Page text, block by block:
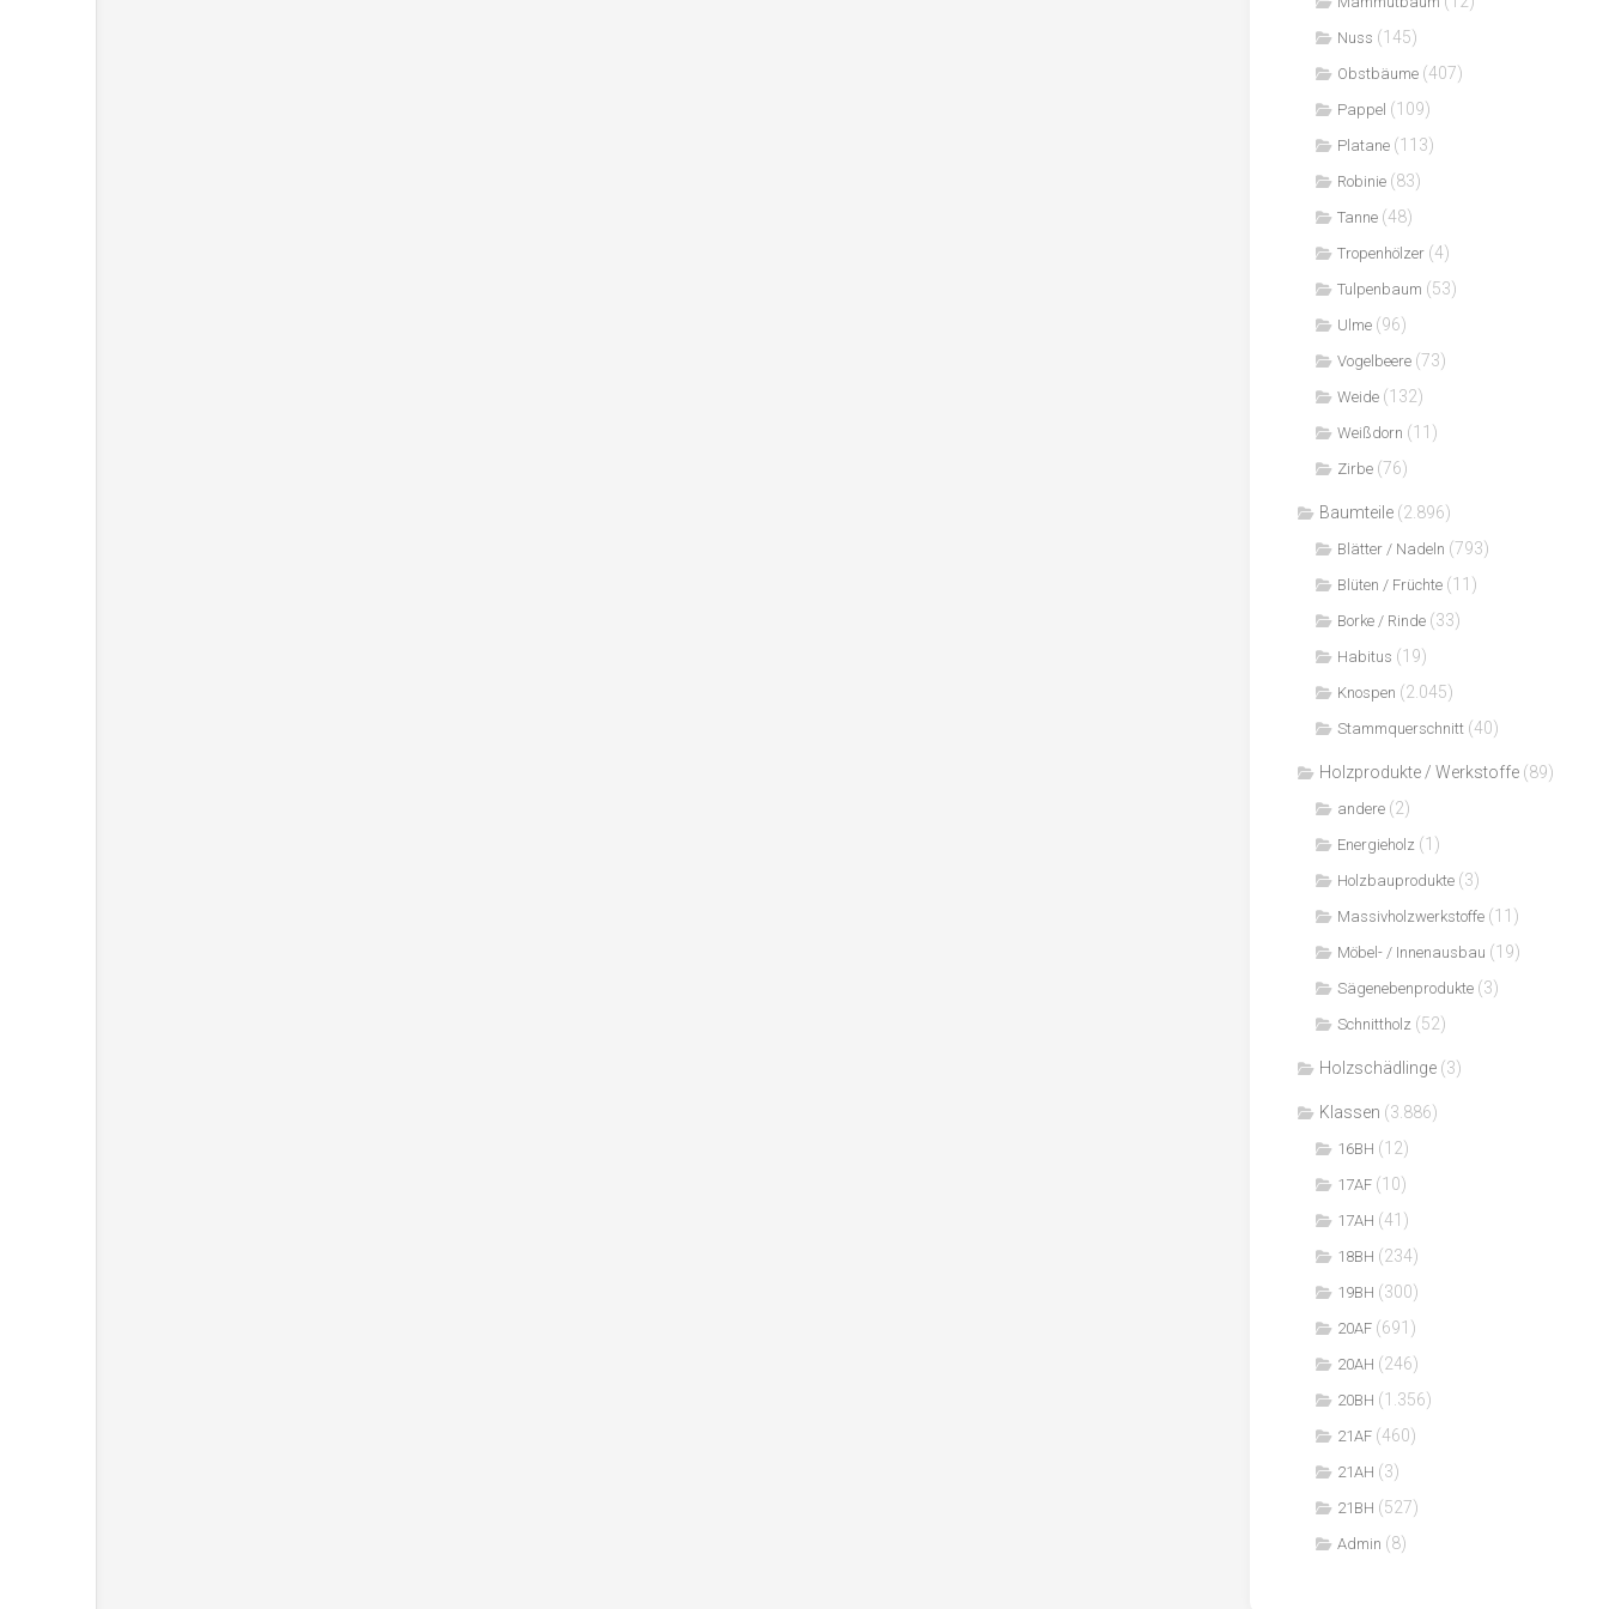
Nuss (145)
Obstbäume (407)
Pappel (109)
Platane (113)
Robinie (83)
Tanne (48)
Tropenhölzer (4)
Tulpenbaum (53)
Ulme (96)
Vogelbeere (73)
Weide (132)
Weißdorn (11)
Zirbe (76)
Baumteile (2.896)
Blätter / Nadeln (793)
Blüten / Früchte (11)
Borke / Rinde (33)
Habitus (19)
Knospen (2.045)
Stammquerschnitt (40)
Holzprodukte / Werkstoffe (89)
andere (2)
Energieholz (1)
Holzbauprodukte (3)
Massivholzwerkstoffe (11)
Möbel- / Innenausbau (19)
Sägenebenprodukte (3)
Schnittholz (52)
Holzschädlinge (3)
Klassen (3.886)
16BH (12)
17AF (10)
17AH (41)
18BH (234)
19BH (300)
20AF (691)
20AH (246)
20BH (1.356)
21AF (460)
21AH (3)
21BH (527)
Admin (8)